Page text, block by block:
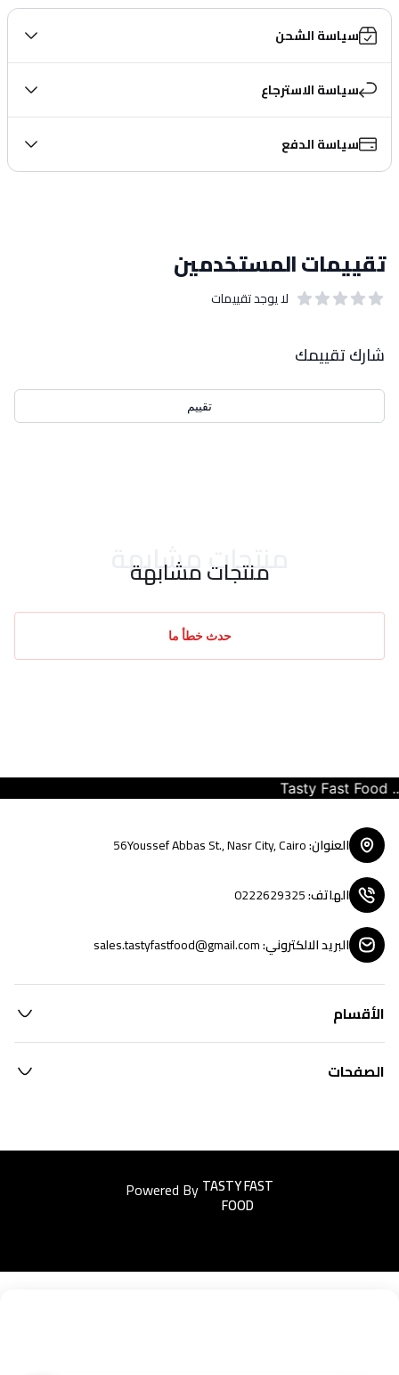
سياسة الشحن
سياسة الاسترجاع
سياسة الدفع
تقييمات المستخدمين
لا يوجد تقييمات
شارك تقييمك
تقييم
منتجات مشابهة
منتجات مشابهة
حدث خطأ ما
Tasty Fast Food ...
العنوان:
56Youssef Abbas St., Nasr City, Cairo
الهاتف:
0222629325
البريد الالكتروني:
sales.tastyfastfood@gmail.com
الأقسام
الصفحات
Powered ByEasyorders